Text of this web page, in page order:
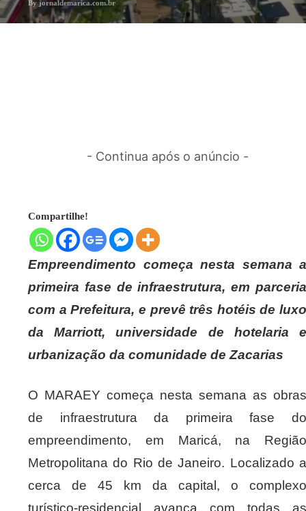
By jornaldemarica.com.br
- Continua após o anúncio -
Compartilhe!
Empreendimento começa nesta semana a
primeira fase de infraestrutura, em parceria
com a Prefeitura, e prevê três hotéis de luxo
da Marriott, universidade de hotelaria e
urbanização da comunidade de Zacarias
O MARAEY começa nesta semana as obras
de infraestrutura da primeira fase do
empreendimento, em Maricá, na Região
Metropolitana do Rio de Janeiro. Localizado a
cerca de 45 km da capital, o complexo
turístico-residencial avança com todas as